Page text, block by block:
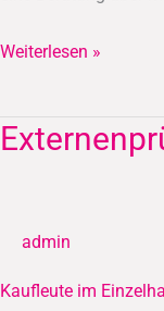
Weiterlesen »
admin
Kaufleute im
Externenprüfung
(IHK)